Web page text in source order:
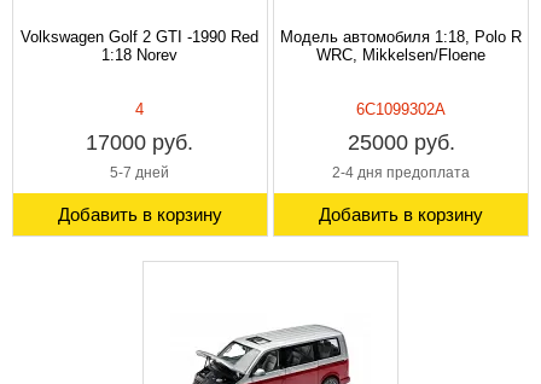
Volkswagen Golf 2 GTI -1990 Red
1:18 Norev
4
17000 руб.
5-7 дней
Добавить в корзину
Модель автомобиля 1:18, Polo R
WRC, Mikkelsen/Floene
6C1099302A
25000 руб.
2-4 дня предоплата
Добавить в корзину